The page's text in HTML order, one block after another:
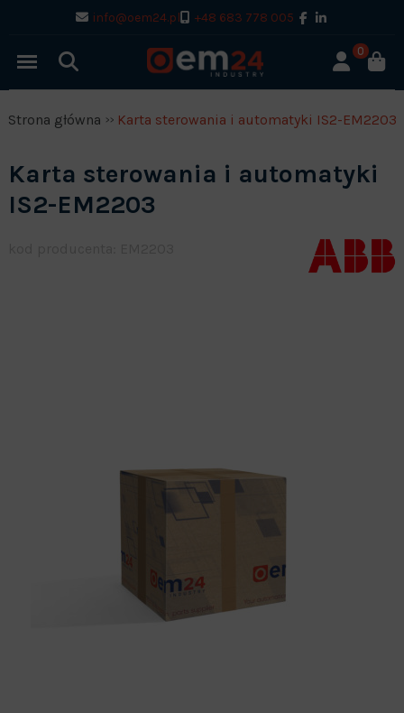
info@oem24.pl +48 683 778 005
0
Strona główna Karta sterowania i automatyki IS2-EM2203
Karta sterowania i automatyki
IS2-EM2203